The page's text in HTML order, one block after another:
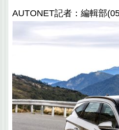
AUTONET記者：編輯部